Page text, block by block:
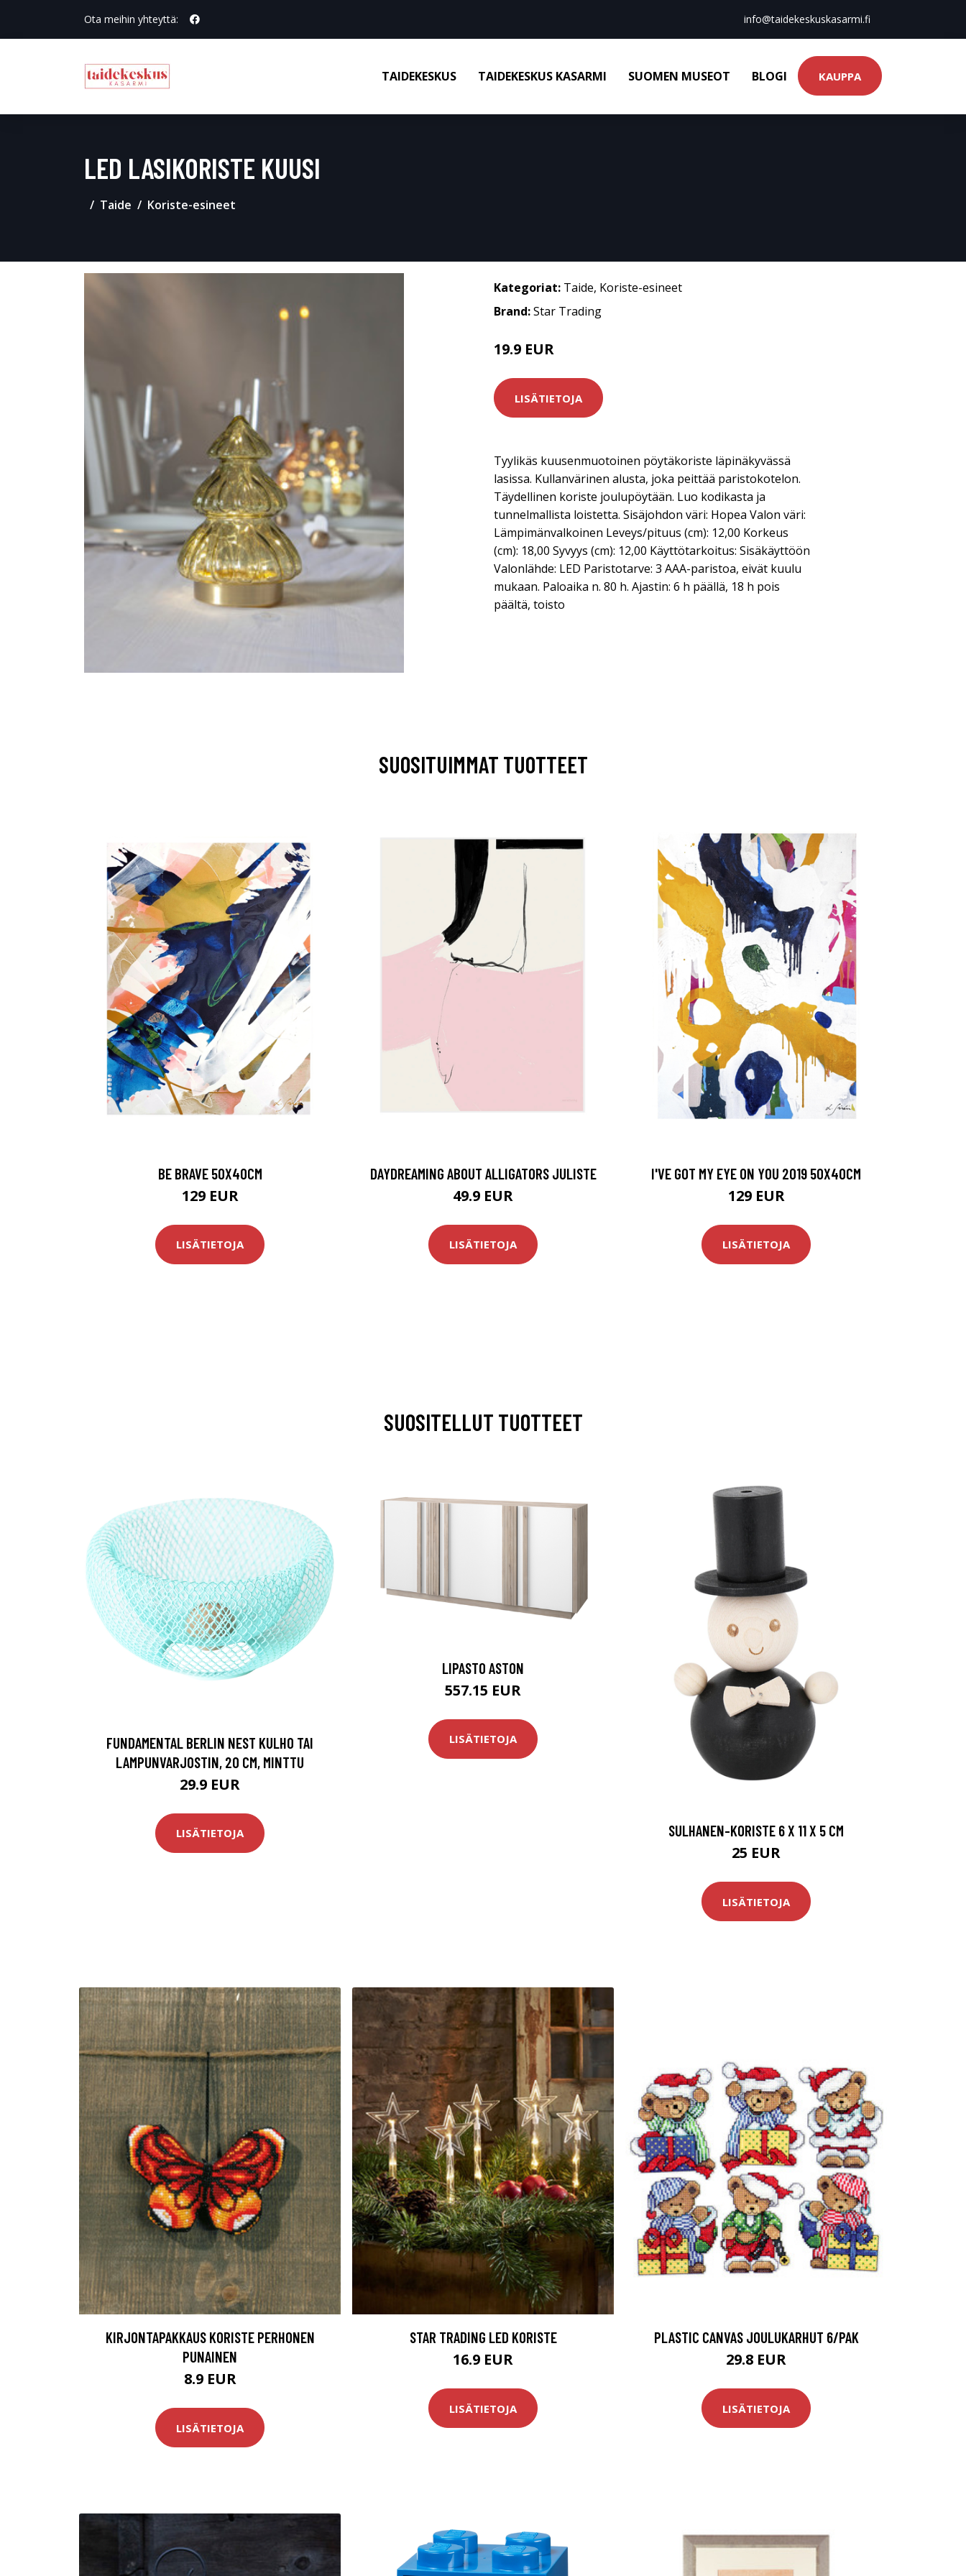
Ota meihin yhteyttä: info@taidekeskuskasarmi.fi
TAIDEKESKUS TAIDEKESKUS KASARMI SUOMEN MUSEOT BLOGI KAUPPA
LED LASIKORISTE KUUSI
Taide Koriste-esineet
Kategoriat: Taide, Koriste-esineet
Brand:Star Trading
19.9 EUR
LISÄTIETOJA
Tyylikäs kuusenmuotoinen pöytäkoriste läpinäkyvässä
lasissa. Kullanvärinen alusta, joka peittää paristokotelon.
Täydellinen koriste joulupöytään. Luo kodikasta ja
tunnelmallista loistetta. Sisäjohdon väri: Hopea Valon väri:
Lämpimänvalkoinen Leveys/pituus (cm): 12,00 Korkeus
(cm): 18,00 Syvyys (cm): 12,00 Käyttötarkoitus: Sisäkäyttöön
Valonlähde: LED Paristotarve: 3 AAA-paristoa, eivät kuulu
mukaan. Paloaika n. 80 h. Ajastin: 6 h päällä, 18 h pois
päältä, toisto
SUOSITUIMMAT TUOTTEET
BE BRAVE 50X40CM
129 EUR
LISÄTIETOJA
DAYDREAMING ABOUT ALLIGATORS JULISTE
49.9 EUR
LISÄTIETOJA
I'VE GOT MY EYE ON YOU 2019 50X40CM
129 EUR
LISÄTIETOJA
SUOSITELLUT TUOTTEET
FUNDAMENTAL BERLIN NEST KULHO TAI
LAMPUNVARJOSTIN, 20 CM, MINTTU
29.9 EUR
LISÄTIETOJA
LIPASTO ASTON
557.15 EUR
LISÄTIETOJA
SULHANEN-KORISTE 6 X 11 X 5 CM
25 EUR
LISÄTIETOJA
KIRJONTAPAKKAUS KORISTE PERHONEN
PUNAINEN
8.9 EUR
LISÄTIETOJA
STAR TRADING LED KORISTE
16.9 EUR
LISÄTIETOJA
PLASTIC CANVAS JOULUKARHUT 6/PAK
29.8 EUR
LISÄTIETOJA